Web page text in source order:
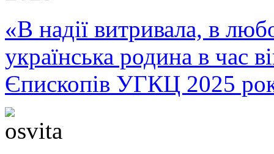
«В надії витривала, в
українська родина в час
Єпископів УГКЦ 2025